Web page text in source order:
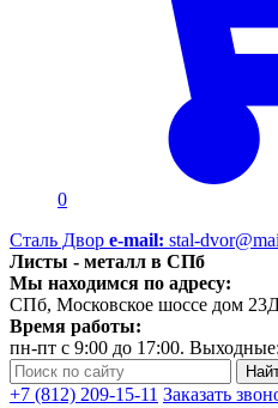
0
Сталь Двор e-mail: stal-
Листы - металл в СПб
Мы находимся по адресу:
СПб, Московское шоссе дом
Время работы:
пн-пт с 9:00 до 17:00.
+7 (812) 209-15-11 Заказать